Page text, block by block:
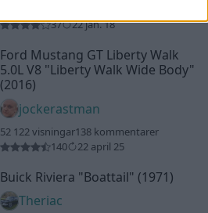
37
22 jan. 18
Ford Mustang GT Liberty Walk
5.0L V8 "Liberty Walk Wide Body"
(2016)
jockerastman
52 122 visningar138 kommentarer
140
22 april 25
Buick Riviera "Boattail" (1971)
Theriac